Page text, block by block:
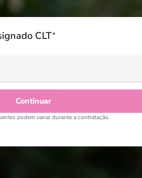
CLT
Continuar
podem variar durante a contratação.